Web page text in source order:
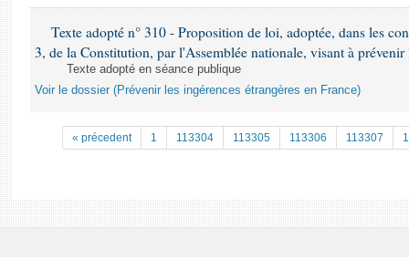
Texte adopté n° 310 - Proposition de loi, adoptée, dans les
3, de la Constitution, par l'Assemblée nationale, visant à prévenir
Texte adopté en séance publique
Voir le dossier (Prévenir les ingérences étrangères en France)
« précedent 1 113304 113305 113306 113307